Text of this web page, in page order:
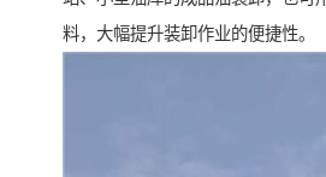
料，大幅提升装卸作业的便捷性。